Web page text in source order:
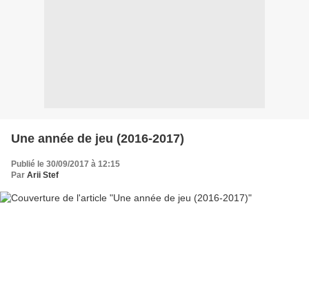
Une année de jeu (2016-2017)
Publié le 30/09/2017 à 12:15
Par Arii Stef